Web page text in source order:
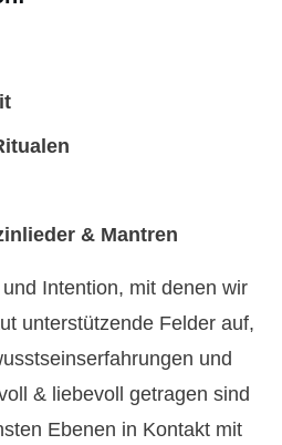
& Mantren
Intention, mit denen wir
unterstützende Felder auf,
und
& liebevoll getragen sind
Ebenen in Kontakt mit